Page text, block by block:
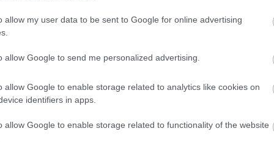
allow my user data to be sent to Google for online advertising
allow Google to send me personalized advertising.
allow Google to enable storage related to analytics like cookies on
identifiers in apps.
allow Google to enable storage related to functionality of the website
το όριο του νόμου, τις
Χρηματοοικονομικές Καταστάσεις
Εκθέσεις του Διοικητικού